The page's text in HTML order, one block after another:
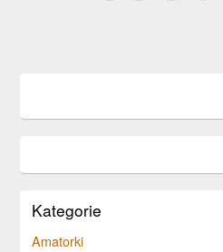
Kategorie
Amatorki